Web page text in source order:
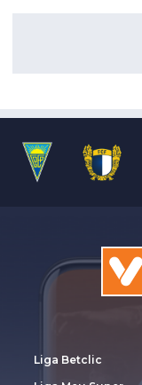
Liga Betclic